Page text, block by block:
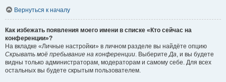
Вернуться к началу
Как избежать появления моего имени в списке «Кто сейчас на
конференции»?
На вкладке «Личные настройки» в личном разделе вы найдёте опцию
Скрывать моё пребывание на конференции. ВыберитеДа, и вы будете
видны только администраторам, модераторам и самому себе. Для всех
остальных вы будете скрытым пользователем.